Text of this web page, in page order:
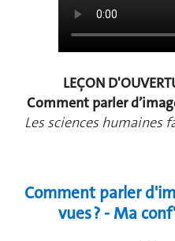
LEÇON
Comment parler
Les sciences humaines
Comment parler
vues ? - Ma